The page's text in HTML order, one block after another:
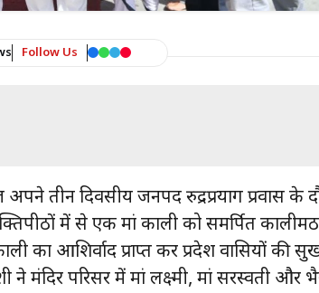
Follow Us
तीन दिवसीय जनपद रुद्रप्रयाग प्रवास के
में से एक मां काली को समर्पित
का आशिर्वाद प्राप्त कर प्रदेश वासियों की
मंदिर परिसर में मां लक्ष्मी, मां सरस्वती और